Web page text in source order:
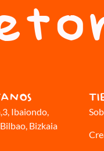
, Ibaiondo,
Bizkaia